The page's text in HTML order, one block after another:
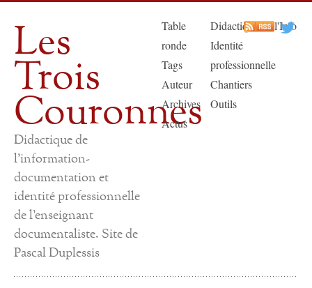
Les
Trois
Couronnes
Didactique de
l'information-
documentation et
identité professionnelle
de l'enseignant
documentaliste. Site de
Pascal Duplessis
Table
ronde
Tags
Auteur
Archives
Actus
Didactique de l'Info
Identité
professionnelle
Chantiers
Outils